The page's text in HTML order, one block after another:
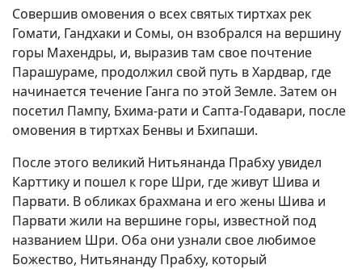
Совершив омовения о всех святых тиртхах рек
Гомати, Гандхаки и Сомы, он взобрался на вершину
горы Махендры, и, выразив там свое почтение
Парашураме, продолжил свой путь в Хардвар, где
начинается течение Ганга по этой Земле. Затем он
посетил Пампу, Бхима-рати и Сапта-Годавари, после
омовения в тиртхах Бенвы и Бхипаши.
После этого великий Нитьянанда Прабху увидел
Карттику и пошел к горе Шри, где живут Шива и
Парвати. В обликах брахмана и его жены Шива и
Парвати жили на вершине горы, известной под
названием Шри. Оба они узнали свое любимое
Божество, Нитьянанду Прабху, который